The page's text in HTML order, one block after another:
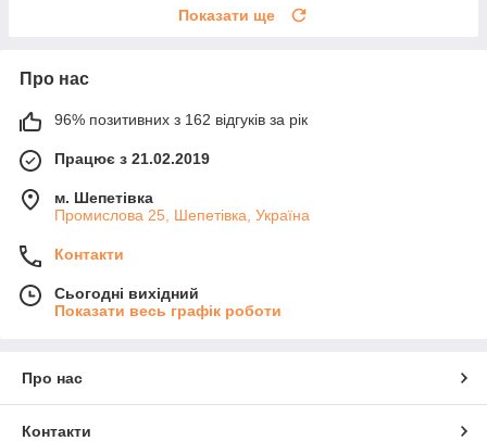
Показати ще
Про нас
96% позитивних з 162 відгуків за рік
Працює з 21.02.2019
м. Шепетівка
Промислова 25, Шепетівка, Україна
Контакти
Сьогодні вихідний
Показати весь графік роботи
Про нас
Контакти